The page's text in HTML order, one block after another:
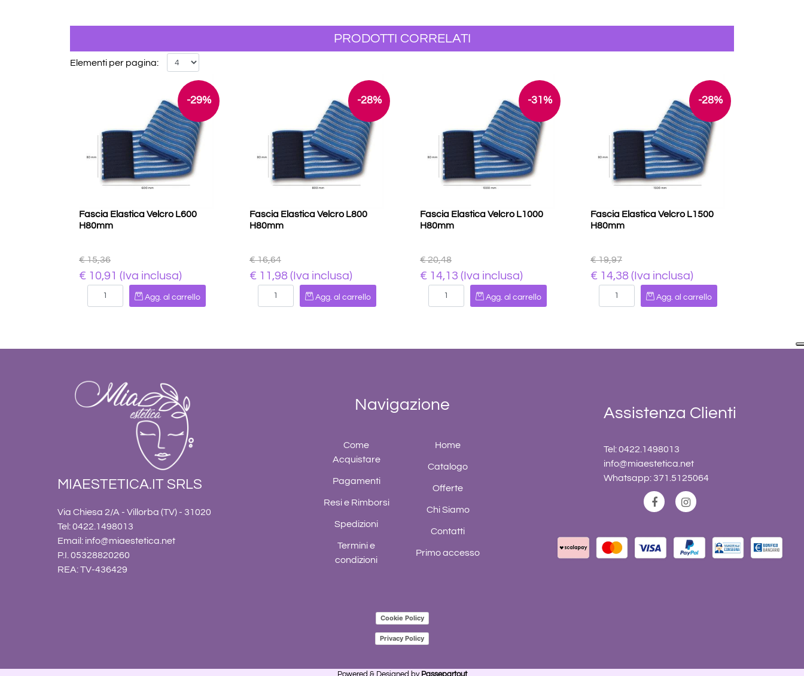
PRODOTTI CORRELATI
Elementi per pagina:
-29%
Fascia Elastica Velcro L600
H80mm
€ 15,36
€ 10,91 (Iva inclusa)
Quantità
Agg. al carrello
-28%
Fascia Elastica Velcro L800
H80mm
€ 16,64
€ 11,98 (Iva inclusa)
Quantità
Agg. al carrello
-31%
Fascia Elastica Velcro L1000
H80mm
€ 20,48
€ 14,13 (Iva inclusa)
Quantità
Agg. al carrello
-28%
Fascia Elastica Velcro L1500
H80mm
€ 19,97
€ 14,38 (Iva inclusa)
Quantità
Agg. al carrello
MIAESTETICA.IT SRLS
Via Chiesa 2/A - Villorba (TV) - 31020
Tel: 0422.1498013
Email: info@miaestetica.net
P.I. 05328820260
REA: TV-436429
Navigazione
Come
Acquistare
Pagamenti
Resi e Rimborsi
Spedizioni
Termini e
condizioni
Home
Catalogo
Offerte
Chi Siamo
Contatti
Primo accesso
Assistenza Clienti
Tel: 0422.1498013
info@miaestetica.net
Whatsapp: 371.5125064
Cookie Policy
Privacy Policy
Powered & Designed by Passepartout